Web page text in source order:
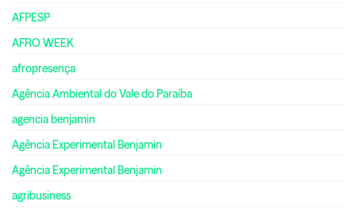
AFPESP
AFRO WEEK
afropresença
Agência Ambiental do Vale do Paraíba
agencia benjamin
Agência Experimental Benjamin
Agência Experimental Benjamin
agribusiness